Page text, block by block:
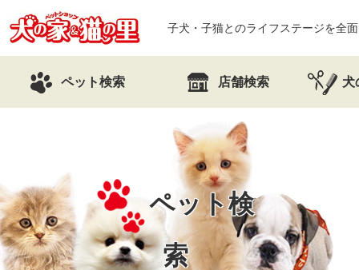
子犬・子猫とのライフステージを全
ペット検索 店舗検索 犬
ペット検
索